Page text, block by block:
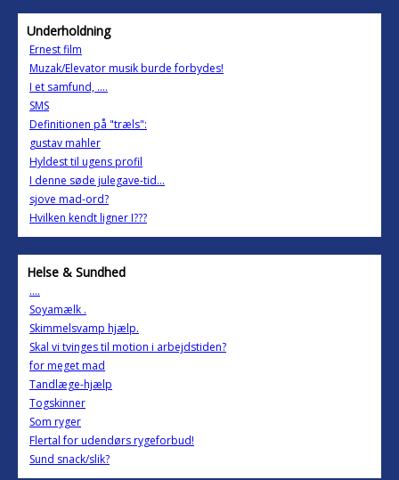
Underholdning
Ernest film
Muzak/Elevator musik burde forbydes!
I et samfund, ....
SMS
Definitionen på "træls":
gustav mahler
Hyldest til ugens profil
I denne søde julegave-tid...
sjove mad-ord?
Hvilken kendt ligner I???
Helse & Sundhed
....
Soyamælk .
Skimmelsvamp hjælp.
Skal vi tvinges til motion i arbejdstiden?
for meget mad
Tandlæge-hjælp
Togskinner
Som ryger
Flertal for udendørs rygeforbud!
Sund snack/slik?